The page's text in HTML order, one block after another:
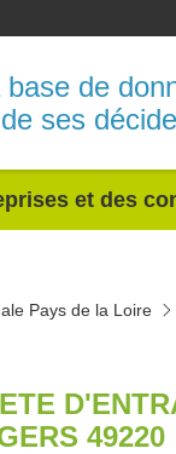
base de
ses
et des
Pays de la Loire
49220